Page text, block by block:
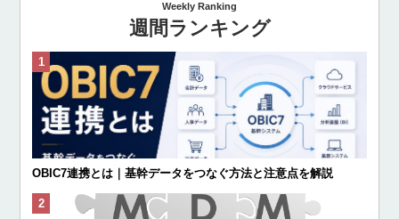
Weekly Ranking
週間ランキング
OBIC7連携とは｜基幹データをつなぐ方法と注意点を解説